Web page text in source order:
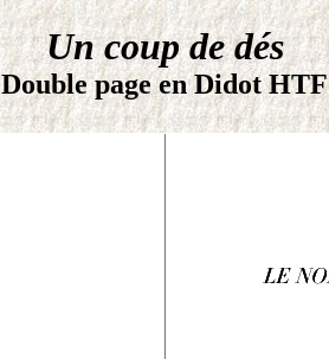
Un coup de dés
Double page en Didot HTF